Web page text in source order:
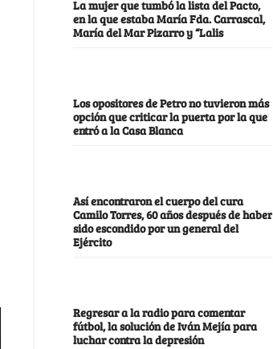
La mujer que tumbó la lista del Pacto,
en la que estaba María Fda. Carrascal,
María del Mar Pizarro y “Lalis
Los opositores de Petro no tuvieron más
opción que criticar la puerta por la que
entró a la Casa Blanca
Así encontraron el cuerpo del cura
Camilo Torres, 60 años después de haber
sido escondido por un general del
Ejército
Regresar a la radio para comentar
fútbol, la solución de Iván Mejía para
luchar contra la depresión